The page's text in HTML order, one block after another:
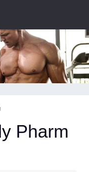
Pharm